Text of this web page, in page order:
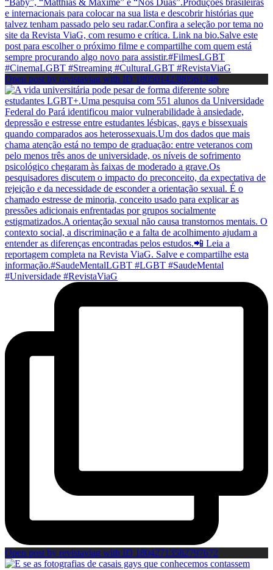
Open post by revistaviag with ID 18050142380561346
Open post by revistaviag with ID 18042713582797672